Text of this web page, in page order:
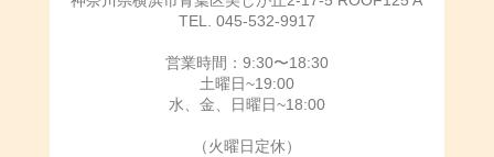
TEL. 045-532-9917
営業時間：9:30〜18:30
土曜日~19:00
水、金、日曜日~18:00
（火曜日定休）